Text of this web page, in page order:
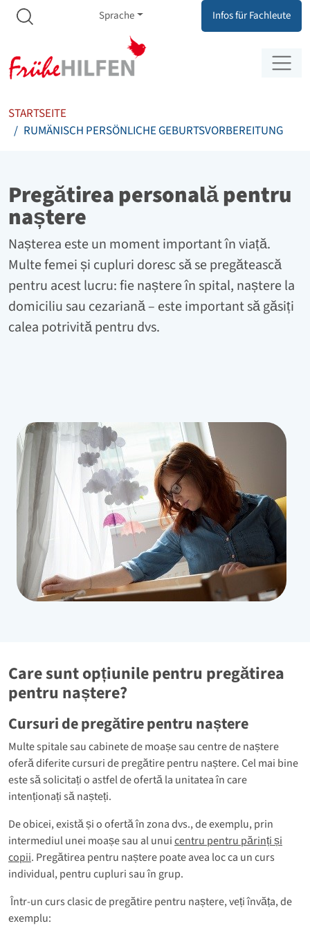
Zum Inhalt springen
Zur Navigation springen
Meta Navigation
Sprache Infos für Fachleute
STARTSEITE
RUMÄNISCH PERSÖNLICHE GEBURTSVORBEREITUNG
Pregătirea personală pentru
naștere
Nașterea este un moment important în viață.
Multe femei și cupluri doresc să se pregătească
pentru acest lucru: fie naștere în spital, naștere la
domiciliu sau cezariană – este important să găsiți
calea potrivită pentru dvs.
Bild
Care sunt opțiunile pentru pregătirea
pentru naștere?
Cursuri de pregătire pentru naștere
Multe spitale sau cabinete de moașe sau centre de naștere
oferă diferite cursuri de pregătire pentru naștere. Cel mai bine
este să solicitați o astfel de ofertă la unitatea în care
intenționați să nașteți.
De obicei, există și o ofertă în zona dvs., de exemplu, prin
intermediul unei moașe sau al unuicentru pentru părinți și
copii. Pregătirea pentru naștere poate avea loc ca un curs
individual, pentru cupluri sau în grup.
Într-un curs clasic de pregătire pentru naștere, veți învăța, de
exemplu: